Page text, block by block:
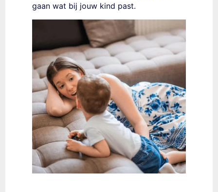
gaan wat bij jouw kind past.